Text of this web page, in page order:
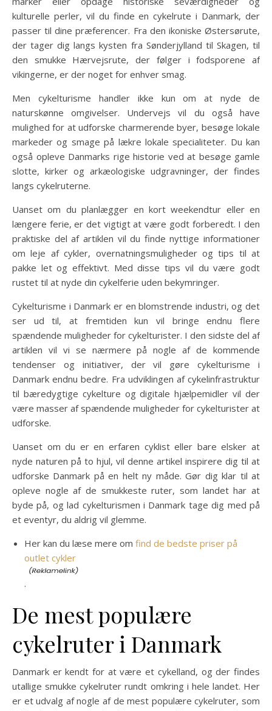
kulturelle perler, vil du finde en cykelrute i Danmark, der
passer til dine præferencer. Fra den ikoniske Østersørute,
der tager dig langs kysten fra Sønderjylland til Skagen, til
den smukke Hærvejsrute, der følger i fodsporene af
vikingerne, er der noget for enhver smag.
Men cykelturisme handler ikke kun om at nyde de
naturskønne omgivelser. Undervejs vil du også have
mulighed for at udforske charmerende byer, besøge lokale
markeder og smage på lækre lokale specialiteter. Du kan
også opleve Danmarks rige historie ved at besøge gamle
slotte, kirker og arkæologiske udgravninger, der findes
langs cykelruterne.
Uanset om du planlægger en kort weekendtur eller en
længere ferie, er det vigtigt at være godt forberedt. I den
praktiske del af artiklen vil du finde nyttige informationer
om leje af cykler, overnatningsmuligheder og tips til at
pakke let og effektivt. Med disse tips vil du være godt
rustet til at nyde din cykelferie uden bekymringer.
Cykelturisme i Danmark er en blomstrende industri, og det
ser ud til, at fremtiden kun vil bringe endnu flere
spændende muligheder for cykelturister. I den sidste del af
artiklen vil vi se nærmere på nogle af de kommende
tendenser og initiativer, der vil gøre cykelturisme i
Danmark endnu bedre. Fra udviklingen af cykelinfrastruktur
til bæredygtige cykelture og digitale hjælpemidler vil der
være masser af spændende muligheder for cykelturister at
udforske.
Uanset om du er en erfaren cyklist eller bare elsker at
nyde naturen på to hjul, vil denne artikel inspirere dig til at
udforske Danmark på en helt ny måde. Gør dig klar til at
opleve nogle af de smukkeste ruter, som landet har at
byde på, og lad cykelturismen i Danmark tage dig med på
et eventyr, du aldrig vil glemme.
Her kan du læse mere om find de bedste priser på
outlet cykler
.
De mest populære
cykelruter i Danmark
Danmark er kendt for at være et cykelland, og der findes
utallige smukke cykelruter rundt omkring i hele landet. Her
er et udvalg af nogle af de mest populære cykelruter, som